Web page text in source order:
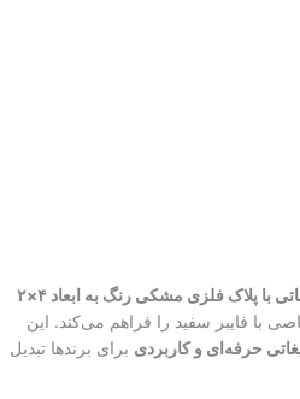
با پلاک فلزی مشکی رنگ به ابعاد ۴×۲
با فایبر سفید را فراهم می‌کند. این
حرفه‌ای و کاربردی برای برندها تبدیل